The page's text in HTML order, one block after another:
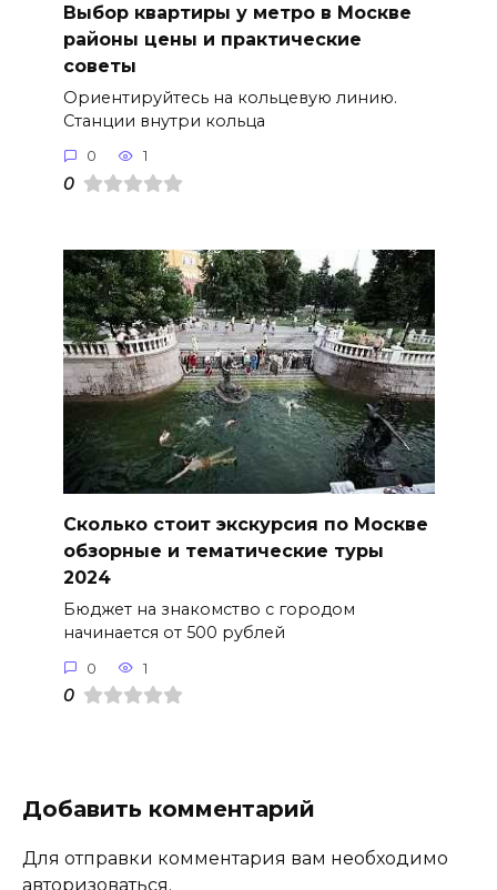
Выбор квартиры у метро в Москве
районы цены и практические
советы
Ориентируйтесь на кольцевую линию.
Станции внутри кольца
0 1
0
Сколько стоит экскурсия по Москве
обзорные и тематические туры
2024
Бюджет на знакомство с городом
начинается от 500 рублей
0 1
0
Добавить комментарий
Для отправки комментария вам необходимо
авторизоваться.